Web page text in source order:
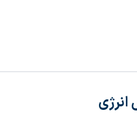
انرژی